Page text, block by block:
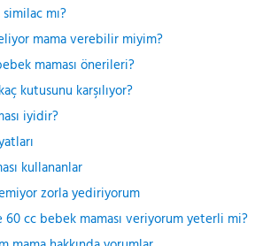
mı?
mama verebilir miyim?
maması önerileri?
kutusunu karşılıyor?
iyidir?
kullananlar
zorla yediriyorum
60 cc bebek maması veriyorum yeterli mi?